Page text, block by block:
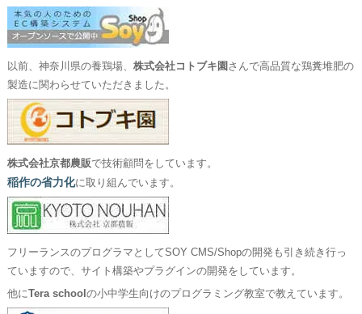
以前、神奈川県の養鶏場、 株式会社コトブキ園 さんで高品質な鶏糞堆肥の
製造に関わらせていただきました。
株式会社京都農販で技術顧問をしています。
稲作の省力化に取り組んでいます。
フリーランスのプログラマとしてSOY CMS/Shopの開発も引き続き行っ
ていますので、サイト構築やプラグインの開発をしています。
他にTera school の小中学生向けのプログラミング教室で教えています。